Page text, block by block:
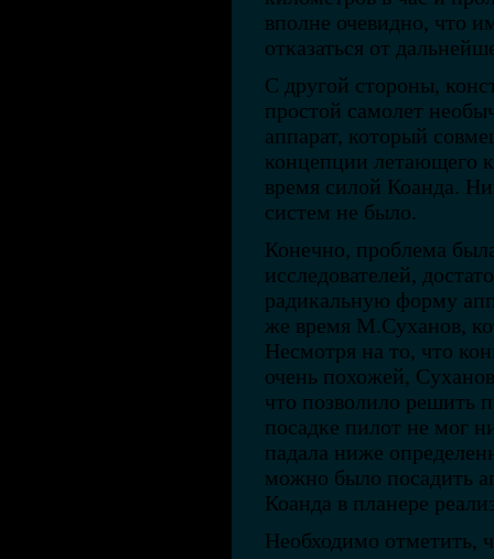
вполне очевидно, что
отказаться от
С другой стороны,
простой самолет
аппарат, который
концепции летающего
время силой Коанда.
систем не было.
Конечно, проблема
исследователей,
радикальную форму
же время М.Суханов,
Несмотря на то, что
очень похожей,
что позволило решить
посадке пилот не мог
падала ниже
можно было посадить
Коанда в планере
Необходимо отметить,